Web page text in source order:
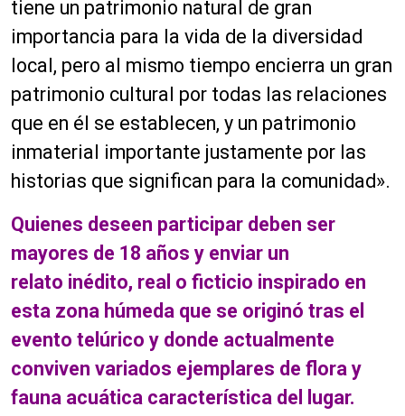
tiene un patrimonio natural de gran
importancia para la vida de la diversidad
local, pero al mismo tiempo encierra un gran
patrimonio cultural por todas las relaciones
que en él se establecen, y un patrimonio
inmaterial importante justamente por las
historias que significan para la comunidad».
Quienes deseen participar deben ser
mayores de 18 años y enviar un
relato inédito, real o ficticio inspirado en
esta zona húmeda que se originó tras el
evento telúrico y donde actualmente
conviven variados ejemplares de flora y
fauna acuática característica del lugar.